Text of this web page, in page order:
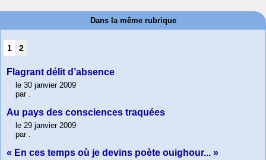
Dans la même rubrique
1 2
Flagrant délit d’absence
le 30 janvier 2009
par
Au pays des consciences traquées
le 29 janvier 2009
par
« En ces temps où je devins poète ouighour... »